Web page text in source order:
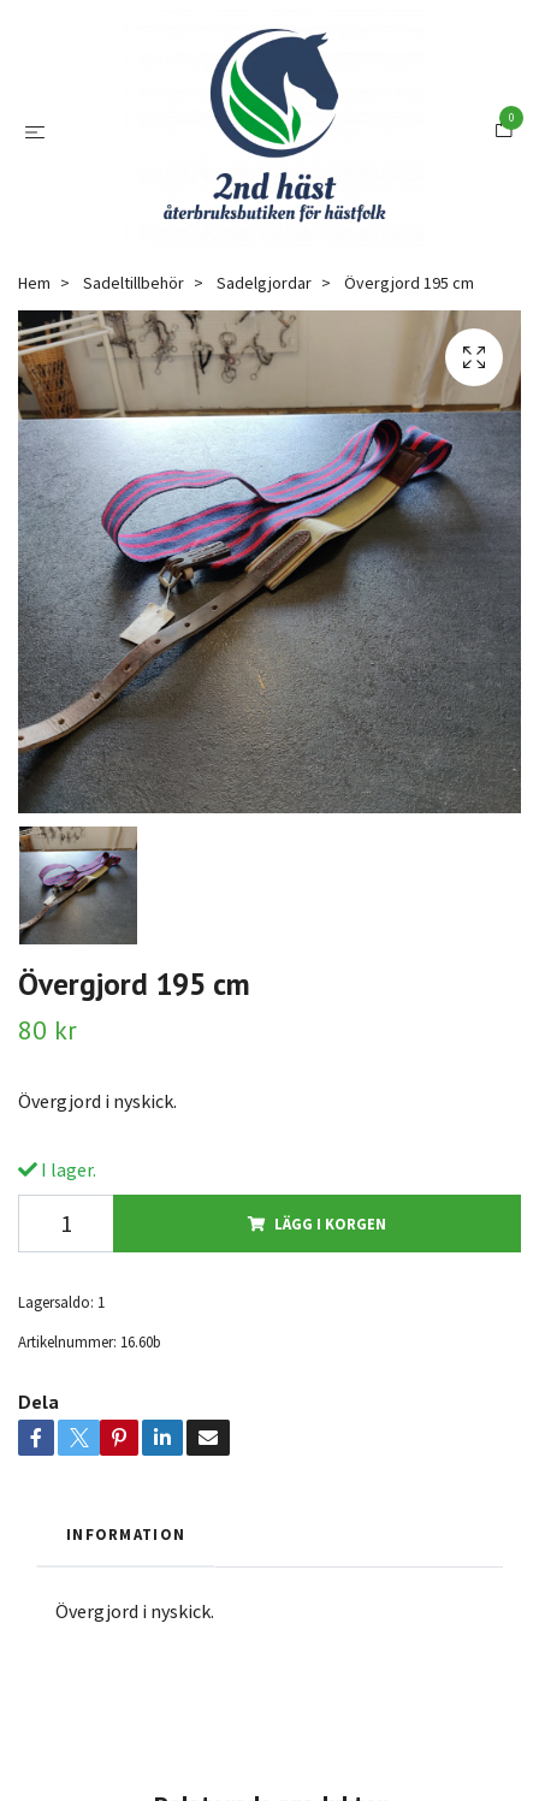
0
Hem Sadeltillbehör Sadelgjordar Övergjord 195 cm
Övergjord 195 cm
80 kr
Övergjord i nyskick.
I lager.
LÄGG I KORGEN
Lagersaldo: 1
Artikelnummer: 16.60b
Dela
INFORMATION
Övergjord i nyskick.